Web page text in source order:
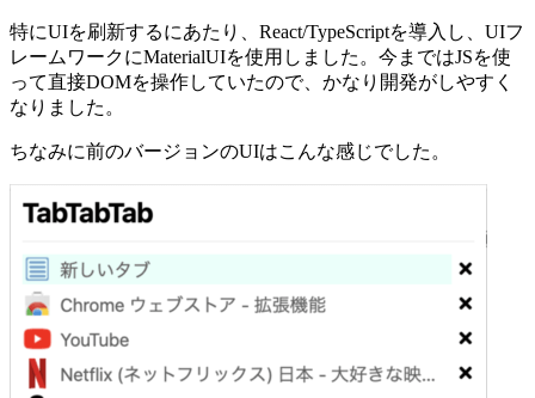
特にUIを刷新するにあたり、React/TypeScriptを導入し、UIフ
レームワークにMaterialUIを使用しました。今まではJSを使
って直接DOMを操作していたので、かなり開発がしやすく
なりました。
ちなみに前のバージョンのUIはこんな感じでした。